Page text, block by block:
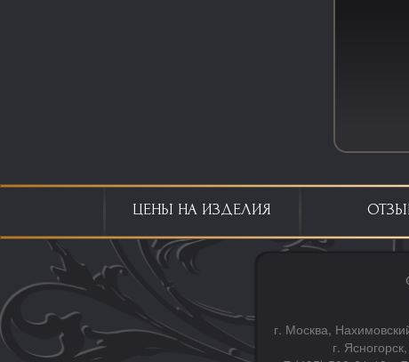
ЦЕНЫ НА ИЗДЕЛИЯ
г. Москва,
г.